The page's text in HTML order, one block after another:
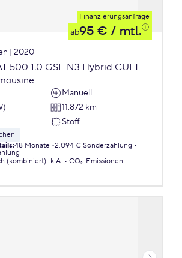
Finanzierungsanfrage
ab95 € / mtl.
| 2020
500 1.0 GSE N3 Hybrid CULT
Manuell
11.872 km
Stoff
:48 Monate 2.094 € Sonderzahlung
(kombiniert): k.A.
CO₂-Emissionen